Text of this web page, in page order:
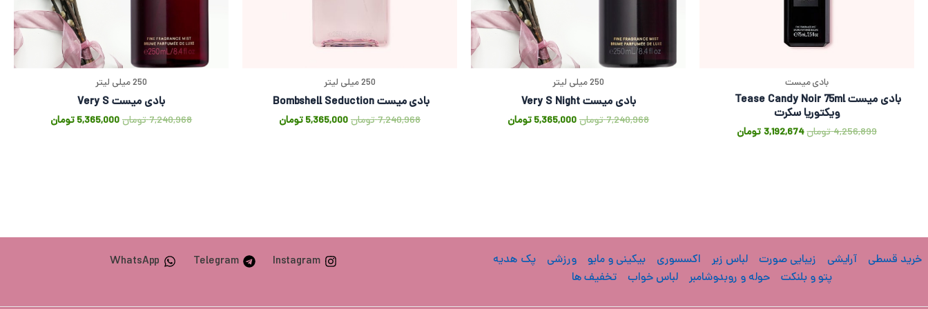
بادی میست
بادی میست Tease Candy Noir 75ml
ویکتوریا سکرت
4,256,899تومان3,192,674 تومان
250 میلی لیتر
بادی میست Very S Night
7,240,968تومان5,365,000 تومان
250 میلی لیتر
بادی میست Bombshell Seduction
7,240,968تومان5,365,000 تومان
250 میلی لیتر
بادی میست Very S
7,240,968تومان5,365,000 تومان
خرید قسطی آرایشی زیبایی صورت لباس زیر اکسسوری بیکینی و مایو ورزشی
پک هدیه
پتو و بلنکت
حوله و روبدوشامبر لباس خواب تخفیف ها
Instagram
Telegram
WhatsApp